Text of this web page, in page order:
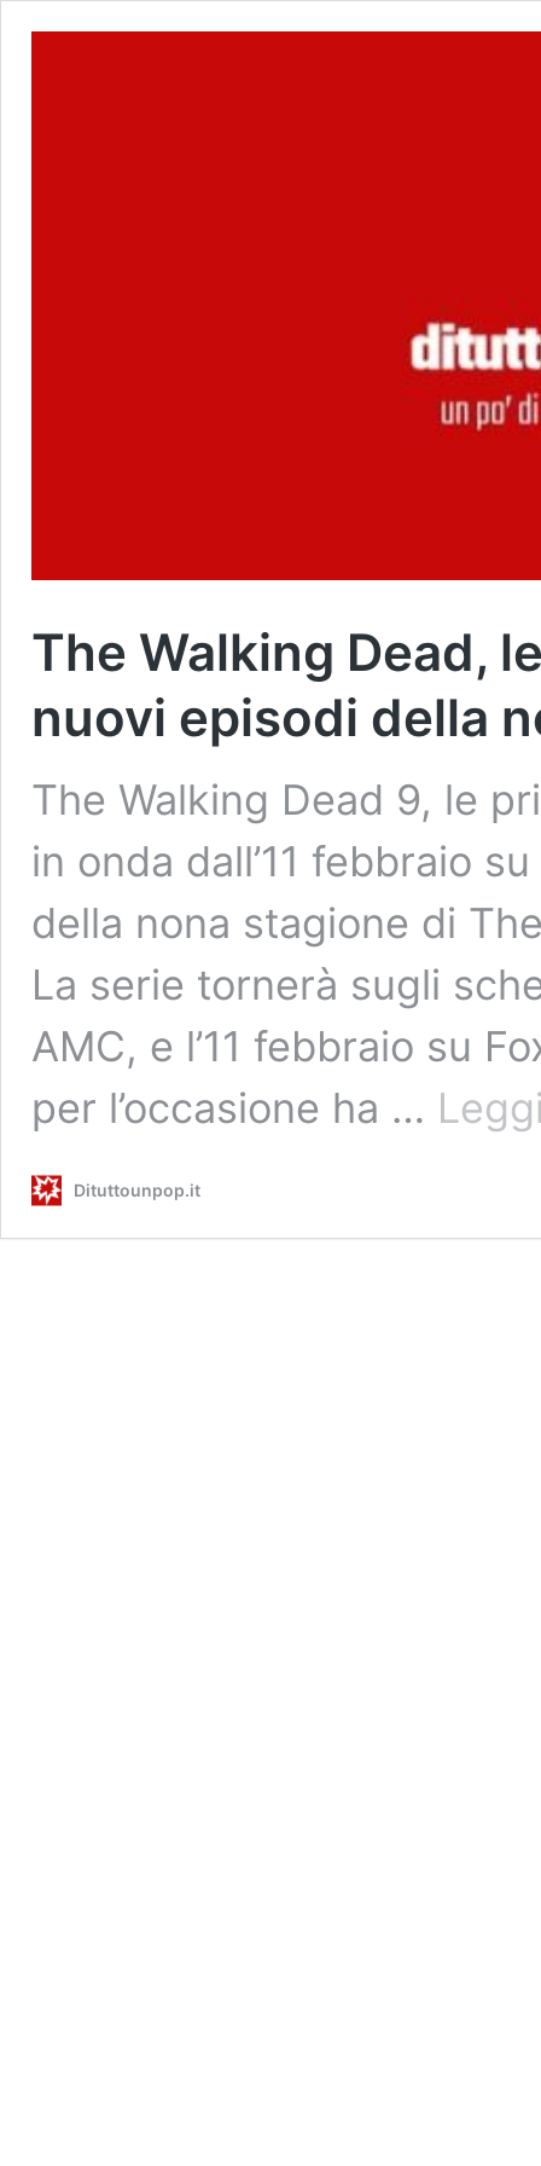
The Walking Dead,
nuovi episodi della
The Walking Dead 9, le
in onda dall’11 febbraio
della nona stagione di
La serie tornerà sugli
AMC, e l’11 febbraio su
per l’occasione ha …
Dituttounpop.it